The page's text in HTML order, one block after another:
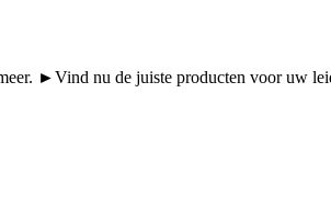
►Vind nu de juiste producten voor uw